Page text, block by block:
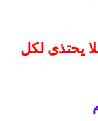
يحتذى لكل